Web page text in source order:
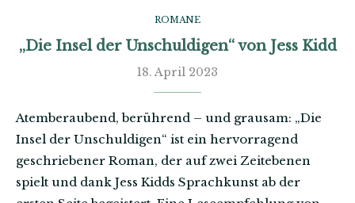
ROMANE
„Die Insel der Unschuldigen“ von Jess Kidd
18. April 2023
Atemberaubend, berührend – und grausam: „Die
Insel der Unschuldigen“ ist ein hervorragend
geschriebener Roman, der auf zwei Zeitebenen
spielt und dank Jess Kidds Sprachkunst ab der